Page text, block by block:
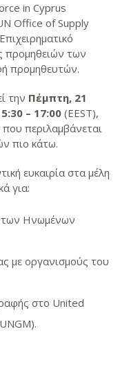
in Cyprus
Office of Supply
προμηθειών των
προμηθευτών.
την Πέμπτη, 21
– 17:00(EEST),
περιλαμβάνεται
πιο κάτω.
ευκαιρία στα μέλη
για:
των Ηνωμένων
με οργανισμούς του
στο United